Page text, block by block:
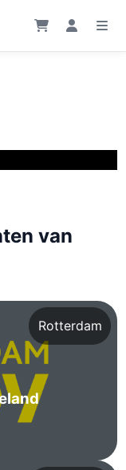
van
Rotterdam